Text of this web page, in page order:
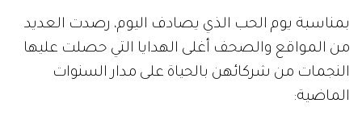
بمناسبة يوم الحب الذي يصادف اليوم، رصدت العديد
من المواقع والصحف أغلى الهدايا التي حصلت عليها
النجمات من شركائهن بالحياة على مدار السنوات
الماضية: